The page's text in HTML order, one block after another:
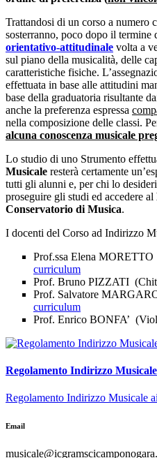
Trattandosi di un corso a numero
sosterranno, poco dopo il termine
orientativo-attitudinale volta a
sul piano della musicalità, delle
caratteristiche fisiche.
effettuata in base alle attitudini
base della graduatoria risultante
anche la preferenza espressa
nella composizione delle classi.
alcuna conoscenza musicale
Lo studio di uno Strumento
Musicale resterà certamente
tutti gli alunni e, per chi lo
proseguire gli studi ed accedere al
Conservatorio di Musica.
I docenti del Corso ad Indirizzo
Prof.ssa Elena
curriculum
Prof. Bruno PIZZATI
Prof. Salvatore
curriculum
Prof. Enrico BONFA’
Regolamento Indirizzo Musicale
Regolamento Indirizzo Musicale
Email